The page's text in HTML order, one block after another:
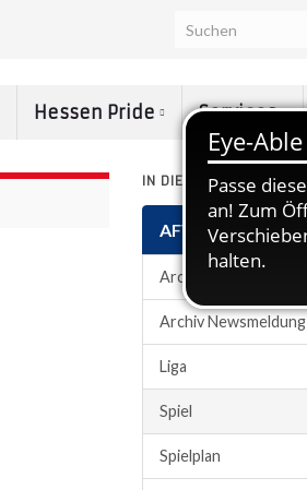
Hessen Pride Services
IN DIESEM ABSCHNITT
AFVD-Plugin
Archiv News
Archiv Newsmeldung
Liga
Spiel
Spielplan